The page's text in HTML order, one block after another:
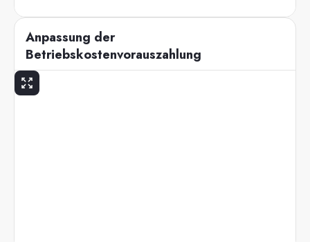
Anpassung der
Betriebskostenvorauszahlung